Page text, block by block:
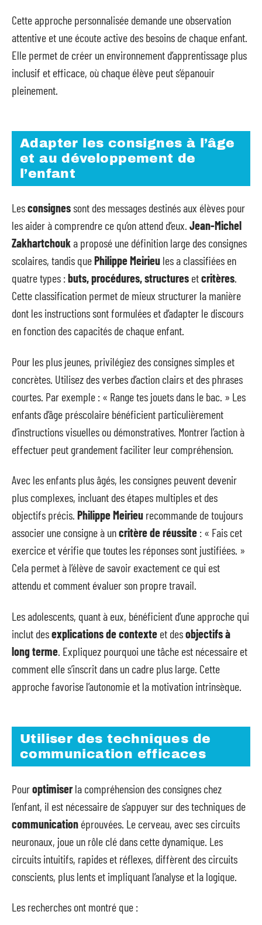
Cette approche personnalisée demande une observation
attentive et une écoute active des besoins de chaque enfant.
Elle permet de créer un environnement d’apprentissage plus
inclusif et efficace, où chaque élève peut s’épanouir
pleinement.
Adapter les consignes à l’âge
et au développement de
l’enfant
Lesconsignessont des messages destinés aux élèves pour
les aider à comprendre ce qu’on attend d’eux. Jean-Michel
Zakhartchouka proposé une définition large des consignes
scolaires, tandis quePhilippe Meirieu les a classifiées en
quatre types :buts, procédures, structures etcritères.
Cette classification permet de mieux structurer la manière
dont les instructions sont formulées et d’adapter le discours
en fonction des capacités de chaque enfant.
Pour les plus jeunes, privilégiez des consignes simples et
concrètes. Utilisez des verbes d’action clairs et des phrases
courtes. Par exemple : « Range tes jouets dans le bac. » Les
enfants d’âge préscolaire bénéficient particulièrement
d’instructions visuelles ou démonstratives. Montrer l’action à
effectuer peut grandement faciliter leur compréhension.
Avec les enfants plus âgés, les consignes peuvent devenir
plus complexes, incluant des étapes multiples et des
objectifs précis. Philippe Meirieu recommande de toujours
associer une consigne à uncritère de réussite : « Fais cet
exercice et vérifie que toutes les réponses sont justifiées. »
Cela permet à l’élève de savoir exactement ce qui est
attendu et comment évaluer son propre travail.
Les adolescents, quant à eux, bénéficient d’une approche qui
inclut desexplications de contexte et desobjectifs à
long terme . Expliquez pourquoi une tâche est nécessaire et
comment elle s’inscrit dans un cadre plus large. Cette
approche favorise l’autonomie et la motivation intrinsèque.
Utiliser des techniques de
communication efficaces
Pouroptimiserla compréhension des consignes chez
l’enfant, il est nécessaire de s’appuyer sur des techniques de
communication éprouvées. Le cerveau, avec ses circuits
neuronaux, joue un rôle clé dans cette dynamique. Les
circuits intuitifs, rapides et réflexes, diffèrent des circuits
conscients, plus lents et impliquant l’analyse et la logique.
Les recherches ont montré que :